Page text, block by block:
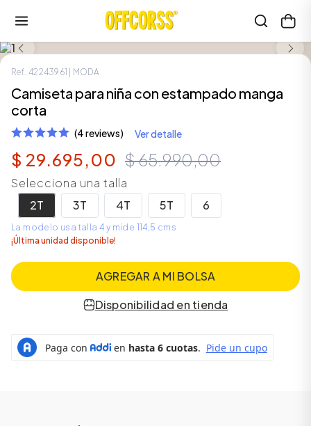
LOOK COMPLETO
Ref.42243961 | MODA
Camiseta para niña con estampado manga
corta
(4 reviews) Ver detalle
$ 29.695,00 $65.990,00
Selecciona una talla
2T
3T 4T 5T 6
La modelo usa talla 4 y mide 114,5 cms
¡Última unidad disponible!
AGREGAR A MI BOLSA
Disponibilidad en tienda